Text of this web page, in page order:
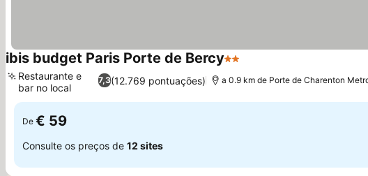
ibis budget Paris Porte de Bercy2 Estrelas
7,3(12.769 pontuações)
Restaurante e
bar no local
a 0.9 km de Porte de Charenton
De € 59
Consulte os preços de 12 sites